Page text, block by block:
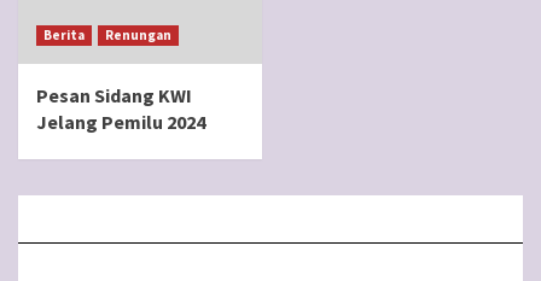
Berita Renungan
Pesan Sidang KWI
Jelang Pemilu 2024